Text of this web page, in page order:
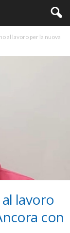
al lavoro per la nuova
lavoro
con